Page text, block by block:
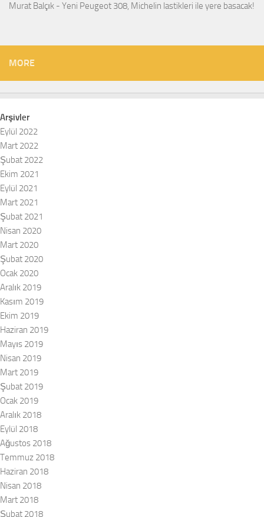
Murat Balçık - Yeni Peugeot 308, Michelin lastikleri ile yere basacak!
MORE
Arşivler
Eylül 2022
Mart 2022
Şubat 2022
Ekim 2021
Eylül 2021
Mart 2021
Şubat 2021
Nisan 2020
Mart 2020
Şubat 2020
Ocak 2020
Aralık 2019
Kasım 2019
Ekim 2019
Haziran 2019
Mayıs 2019
Nisan 2019
Mart 2019
Şubat 2019
Ocak 2019
Aralık 2018
Eylül 2018
Ağustos 2018
Temmuz 2018
Haziran 2018
Nisan 2018
Mart 2018
Şubat 2018